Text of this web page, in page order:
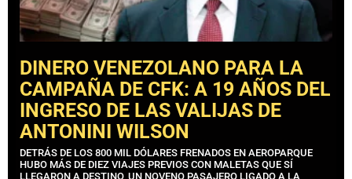
DINERO VENEZOLANO PARA LA
CAMPAÑA DE CFK: A 19 AÑOS DEL
INGRESO DE LAS VALIJAS DE
ANTONINI WILSON
DETRÁS DE LOS 800 MIL DÓLARES FRENADOS EN AEROPARQUE
HUBO MÁS DE DIEZ VIAJES PREVIOS CON MALETAS QUE SÍ
LLEGARON A DESTINO, UN NOVENO PASAJERO LIGADO A LA